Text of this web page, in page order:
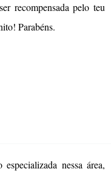
recompensada pelo teu
Parabéns.
nessa área,